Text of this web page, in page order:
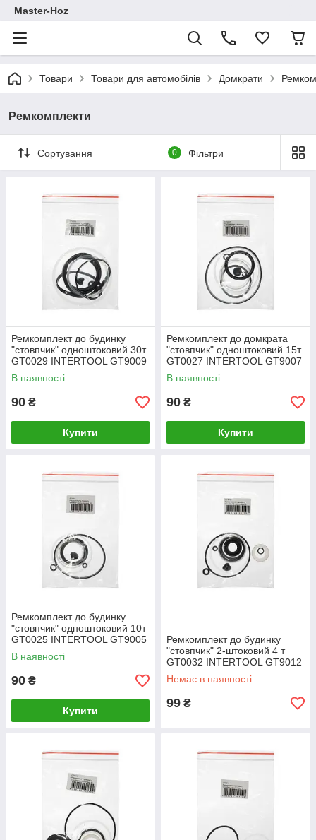
Master-Hoz
Товари Товари для автомобілів Домкрати
Ремкомплекти
Сортування 0 Фільтри
Ремкомплект до будинку
"стовпчик" одноштоковий 30т
GT0029 INTERTOOL GT9009
В наявності
90 ₴
Купити
Ремкомплект до домкрата
"стовпчик" одноштоковий 15т
GT0027 INTERTOOL GT9007
В наявності
90 ₴
Купити
Ремкомплект до будинку
"стовпчик" одноштоковий 10т
GT0025 INTERTOOL GT9005
В наявності
90 ₴
Купити
Ремкомплект до будинку
"стовпчик" 2-штоковий 4 т
GT0032 INTERTOOL GT9012
Немає в наявності
99 ₴